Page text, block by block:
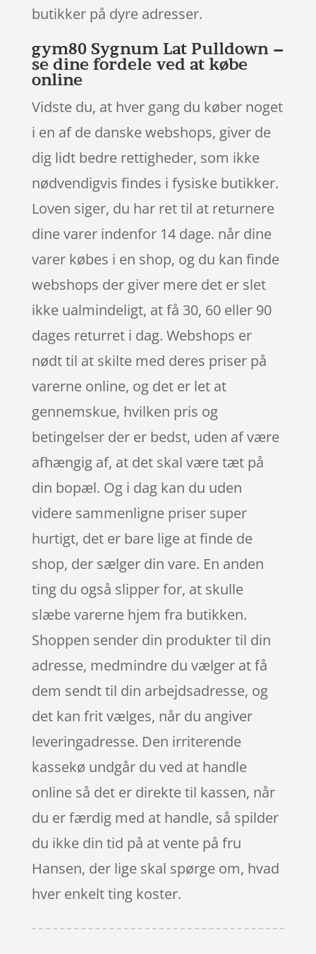
butikker på dyre adresser.
gym80 Sygnum Lat Pulldown –
se dine fordele ved at købe
online
Vidste du, at hver gang du køber noget
i en af de danske webshops, giver de
dig lidt bedre rettigheder, som ikke
nødvendigvis findes i fysiske butikker.
Loven siger, du har ret til at returnere
dine varer indenfor 14 dage. når dine
varer købes i en shop, og du kan finde
webshops der giver mere det er slet
ikke ualmindeligt, at få 30, 60 eller 90
dages returret i dag. Webshops er
nødt til at skilte med deres priser på
varerne online, og det er let at
gennemskue, hvilken pris og
betingelser der er bedst, uden af være
afhængig af, at det skal være tæt på
din bopæl. Og i dag kan du uden
videre sammenligne priser super
hurtigt, det er bare lige at finde de
shop, der sælger din vare. En anden
ting du også slipper for, at skulle
slæbe varerne hjem fra butikken.
Shoppen sender din produkter til din
adresse, medmindre du vælger at få
dem sendt til din arbejdsadresse, og
det kan frit vælges, når du angiver
leveringadresse. Den irriterende
kassekø undgår du ved at handle
online så det er direkte til kassen, når
du er færdig med at handle, så spilder
du ikke din tid på at vente på fru
Hansen, der lige skal spørge om, hvad
hver enkelt ting koster.